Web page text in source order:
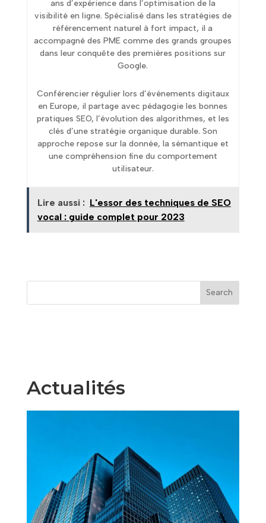
ans d’expérience dans l’optimisation de la
visibilité en ligne. Spécialisé dans les stratégies de
référencement naturel à fort impact, il a
accompagné des PME comme des grands groupes
dans leur conquête des premières positions sur
Google.
Conférencier régulier lors d’événements digitaux
en Europe, il partage avec pédagogie les bonnes
pratiques SEO, l’évolution des algorithmes, et les
clés d’une stratégie organique durable. Son
approche repose sur la donnée, la sémantique et
une compréhension fine du comportement
utilisateur.
Lire aussi : L'essor des techniques de SEO
vocal : guide complet pour 2023
Search
Actualités